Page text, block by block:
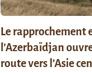
Le rapprochement
l’Azerbaïdjan
route vers l’Asie